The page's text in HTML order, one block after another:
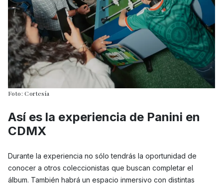
Foto: Cortesía
Así es la experiencia de Panini en
CDMX
Durante la experiencia no sólo tendrás la oportunidad de
conocer a otros coleccionistas que buscan completar el
álbum. También habrá un espacio inmersivo con distintas